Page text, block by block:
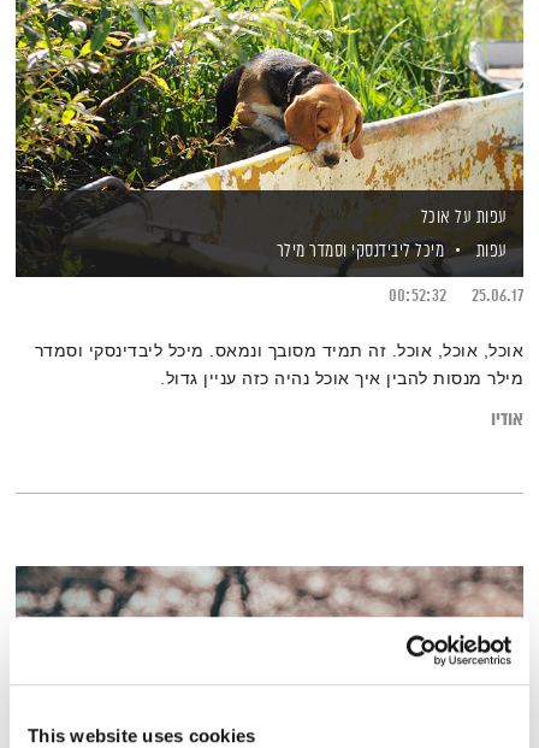
This website uses cookies
עפות על אוכל
עפות
מיכל ליבידנסקי וסמדר מילר
25.06.17
00:52:32
אוכל, אוכל, אוכל. זה תמיד מסובך ונמאס. מיכל ליבדינסקי וסמדר
מילר מנסות להבין איך אוכל נהיה כזה עניין גדול.
אודיו